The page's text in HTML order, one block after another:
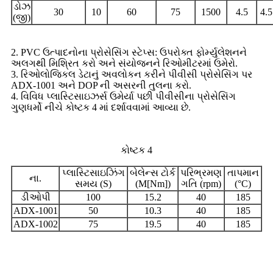
ડોઝ
(જી)
30 10 60 75 1500 4.5 4.5
2. PVC ઉત્પાદનોના પ્રોસેસિંગ સ્ટેપ્સ: ઉપરોક્ત ફોર્મ્યુલેશનને
અલગથી મિશ્રિત કરો અને સંયોજનને રિઓમીટરમાં ઉમેરો.
3. રિઓલોજિકલ ડેટાનું અવલોકન કરીને પીવીસી પ્રોસેસિંગ પર
ADX-1001 અને DOP ની અસરની તુલના કરો.
4. વિવિધ પ્લાસ્ટિસાઇઝર્સ ઉમેર્યા પછી પીવીસીના પ્રોસેસિંગ
ગુણધર્મો નીચે કોષ્ટક 4 માં દર્શાવવામાં આવ્યા છે.
કોષ્ટક 4
ના.
પ્લાસ્ટિસાઇઝિંગ
સમય (S)
બેલેન્સ ટોર્ક
(M[Nm])
પરિભ્રમણ
ગતિ (rpm)
તાપમાન
(°C)
ડીઓપી
100 15.2 40
185
ADX-1001
50 10.3 40
185
ADX-1002
75 19.5 40 185